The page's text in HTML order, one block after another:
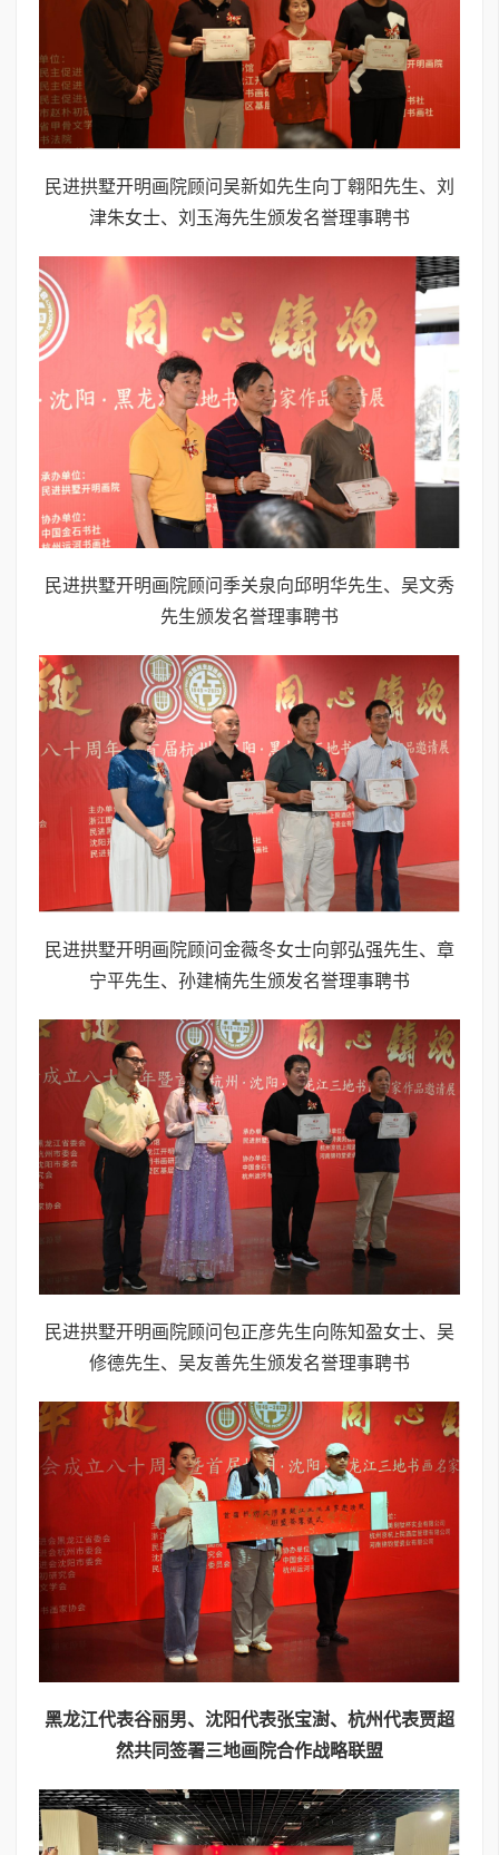
民进拱墅开明画院顾问吴新如先生向丁翱阳先生、刘
津朱女士、刘玉海先生颁发名誉理事聘书
民进拱墅开明画院顾问季关泉向邱明华先生、吴文秀
先生颁发名誉理事聘书
民进拱墅开明画院顾问金薇冬女士向郭弘强先生、章
宁平先生、孙建楠先生颁发名誉理事聘书
民进拱墅开明画院顾问包正彦先生向陈知盈女士、吴
修德先生、吴友善先生颁发名誉理事聘书
黑龙江代表谷丽男、沈阳代表张宝澍、杭州代表贾超
然共同签署三地画院合作战略联盟